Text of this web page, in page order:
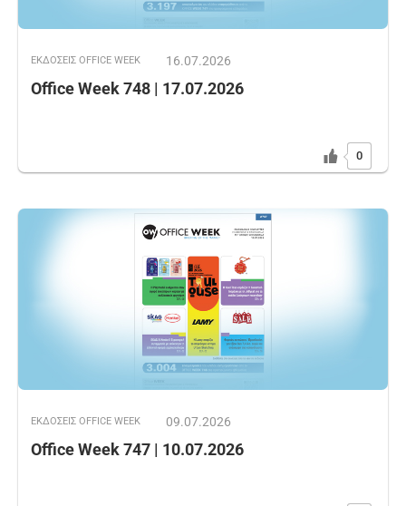
ΕΚΔOΣΕΙΣ OFFICE WEEK 16.07.2026
Office Week 748 | 17.07.2026
0
ΕΚΔOΣΕΙΣ OFFICE WEEK 09.07.2026
Office Week 747 | 10.07.2026